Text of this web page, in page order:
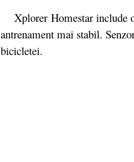
Xplorer Homestar include o
antrenament mai stabil.
bicicletei.